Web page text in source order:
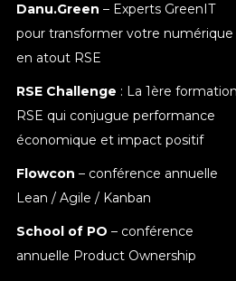
Danu.Green – Experts GreenIT
pour transformer votre numérique
en atout RSE
RSE Challenge : La 1ère formation
RSE qui conjugue performance
économique et impact positif
Flowcon – conférence annuelle
Lean / Agile / Kanban
School of PO – conférence
annuelle Product Ownership